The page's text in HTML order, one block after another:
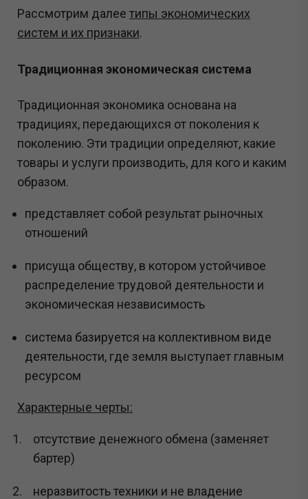
Рассмотрим далее типы экономических
систем и их признаки.
Традиционная экономическая система
Традиционная экономика основана на
традициях, передающихся от поколения к
поколению. Эти традиции определяют, какие
товары и услуги производить, для кого и каким
образом.
представляет собой результат рыночных
отношений
присуща обществу, в котором устойчивое
распределение трудовой деятельности и
экономическая независимость
система базируется на коллективном виде
деятельности, где земля выступает главным
ресурсом
Характерные черты:
отсутствие денежного обмена (заменяет
бартер)
неразвитость техники и не владение